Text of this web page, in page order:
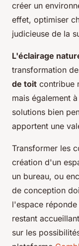
créer un
effet, optimiser
judicieuse de la
L'éclairage
transformation
de toit contribue
mais également
solutions bien
apportent une
Transformer les
création d'un
un bureau, ou
de conception
l'espace
restant
sur les